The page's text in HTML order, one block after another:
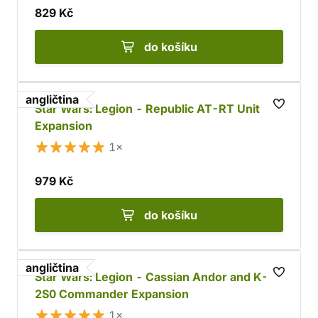
829 Kč
do košíku
angličtina
Star Wars: Legion - Republic AT-RT Unit
Expansion
1×
979 Kč
do košíku
angličtina
Star Wars: Legion - Cassian Andor and K-
2S0 Commander Expansion
1×